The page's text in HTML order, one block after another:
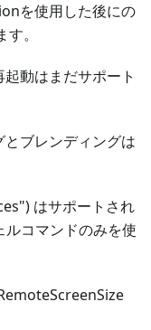
を使用した後にの
。
動はまだサポート
ブレンディングは
はサポートされ
ルコマンドのみを使